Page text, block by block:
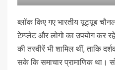
ब्लॉक किए गए भारतीय यूट्यूब
टेम्प्लेट और लोगो का उपयोग कर
की तस्वीरें भी शामिल थीं, ताकि
सके कि समाचार प्रामाणिक था।